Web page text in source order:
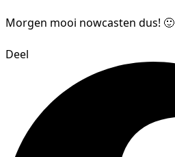
Morgen mooi nowcasten dus! 🙂
Deel